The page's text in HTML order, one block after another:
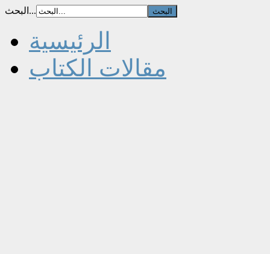
البحث...
الرئيسية
مقالات الكتاب